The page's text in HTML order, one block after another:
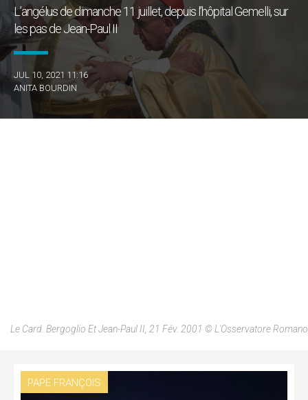
L’angélus de dimanche 11 juillet, depuis l’hôpital Gemelli, sur
les pas de Jean-Paul II
JUL 10, 2021 11:16
ANITA BOURDIN
Le Card. Bergoglio Et Jean-Paul II, 21 Fév. 2001 © L'Osservatore Romano
PAPE FRANÇOIS